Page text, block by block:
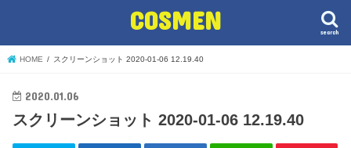
COSMEN search
HOME スクリーンショット 2020-01-06 12.19.40
2020.01.06
スクリーンショット 2020-01-06 12.19.40